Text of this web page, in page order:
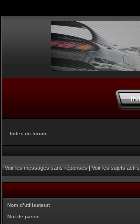
Index du forum
Voir les messages sans réponses|Voir les sujets actifs
Nom d’utilisateur:
Mot de passe: